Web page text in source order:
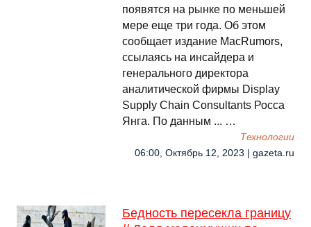
появятся на рынке по меньшей
мере еще три года. Об этом
сообщает издание MacRumors,
ссылаясь на инсайдера и
генерального директора
аналитической фирмы Display
Supply Chain Consultants Росса
Янга. По данным ... …
Технологии
06:00, Октябрь 12, 2023 | gazeta.ru
Бедность пересекла границу